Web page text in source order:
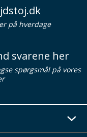
på hverdage
svarene her
spørgsmål på vores